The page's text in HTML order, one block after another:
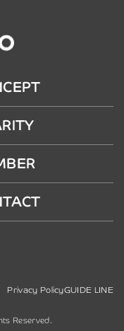
Privacy PolicyGUIDE LINE
Reserved.